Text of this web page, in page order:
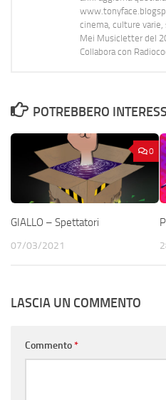
cinema, culture
Mei Musicletter del
Collabora con
POTREBBERO
0
GIALLO – Spettatori
07/03/2021
LASCIA UN COMMENTO
Commento*